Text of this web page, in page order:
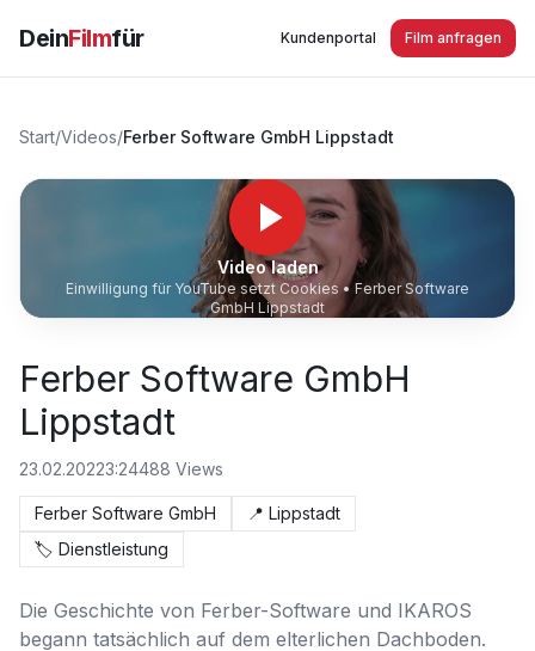
DeinFilmfür Kundenportal Film anfragen
Start/Videos/Ferber Software GmbH Lippstadt
Video laden
Einwilligung für YouTube setzt Cookies • Ferber Software
GmbH Lippstadt
Ferber Software GmbH
Lippstadt
23.02.20223:24488 Views
Ferber Software GmbH 📍 Lippstadt
🏷️ Dienstleistung
Die Geschichte von Ferber-Software und IKAROS
begann tatsächlich auf dem elterlichen Dachboden.